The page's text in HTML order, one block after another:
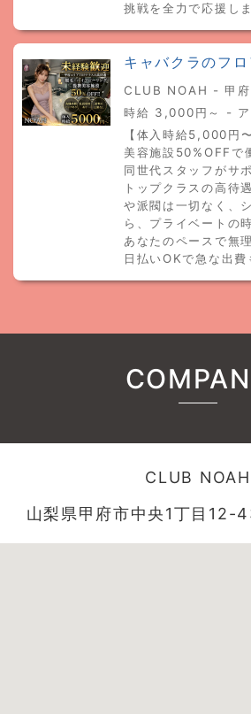
挑戦を全力で応援しま
キャバクラのフロ
CLUB NOAH - 甲府
時給 3,000円～ - ア
【体入時給5,000円
美容施設50%OFFで
同世代スタッフがサ
トップクラスの高待
や派閥は一切なく、
ら、プライベートの
あなたのペースで無
日払いOKで急な出
CLUB NOAH
山梨県甲府市中央1丁目12-